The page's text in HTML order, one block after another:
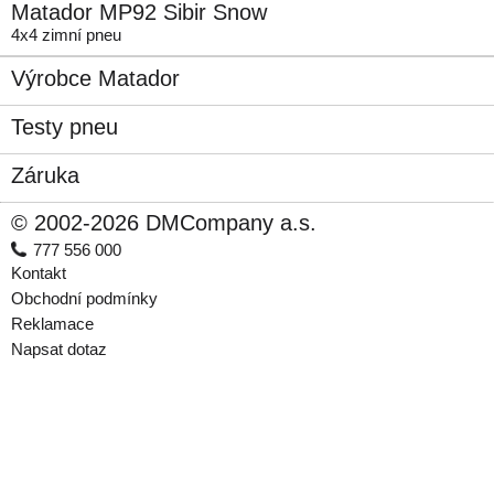
Matador MP92 Sibir Snow
4x4 zimní pneu
Výrobce Matador
Testy pneu
Záruka
© 2002-2026 DMCompany a.s.
777 556 000
Kontakt
Obchodní podmínky
Reklamace
Napsat dotaz